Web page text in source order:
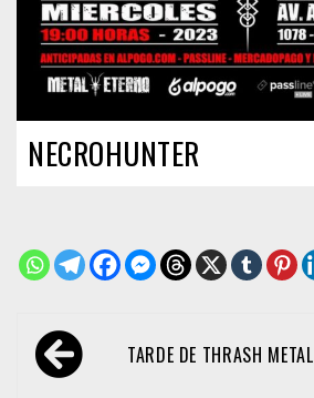
NECROHUNTER
Navegación
de TARDE DE THRASH METAL